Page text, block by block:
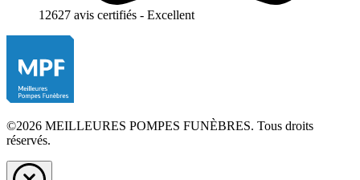
12627 avis certifiés - Excellent
©2026 MEILLEURES POMPES FUNÈBRES. Tous droits
réservés.